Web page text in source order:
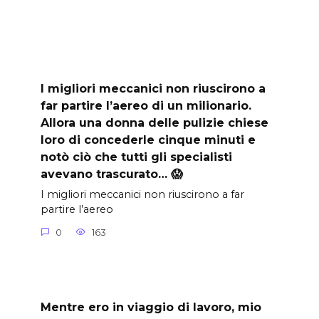
I migliori meccanici non riuscirono a
far partire l’aereo di un milionario.
Allora una donna delle pulizie chiese
loro di concederle cinque minuti e
notò ciò che tutti gli specialisti
avevano trascurato… 😱
I migliori meccanici non riuscirono a far
partire l’aereo
0 163
Mentre ero in viaggio di lavoro, mio